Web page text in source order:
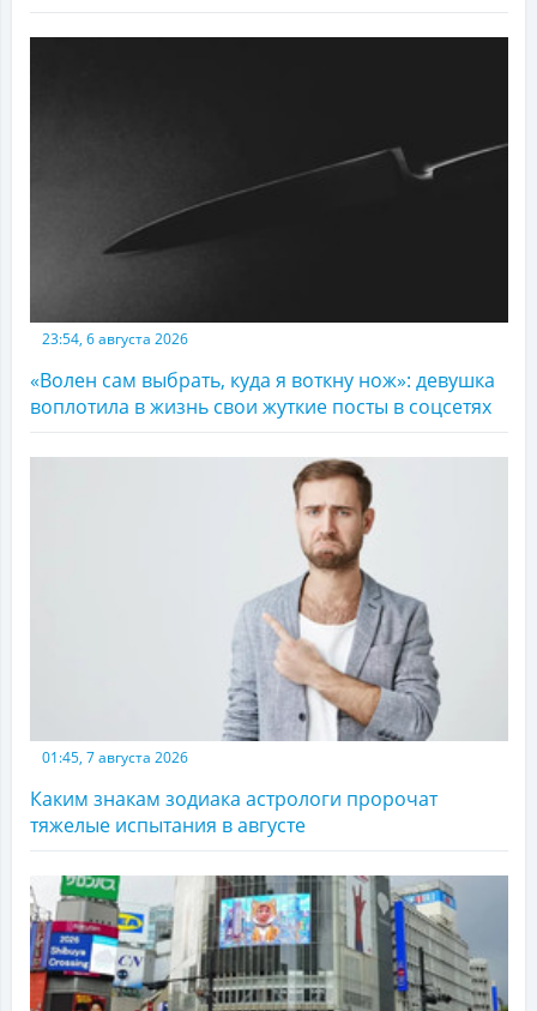
23:54, 6 августа 2026
«Волен сам выбрать, куда я воткну нож»: девушка
воплотила в жизнь свои жуткие посты в соцсетях
01:45, 7 августа 2026
Каким знакам зодиака астрологи пророчат
тяжелые испытания в августе